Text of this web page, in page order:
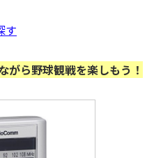
す
がら野球観戦を楽しもう！